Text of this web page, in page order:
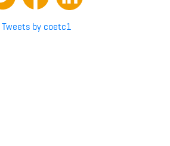
Tweets by coetc1